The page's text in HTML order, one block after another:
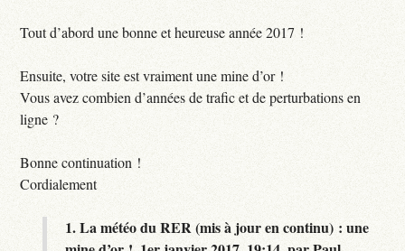
Tout d’abord une bonne et heureuse année 2017 !
Ensuite, votre site est vraiment une mine d’or !
Vous avez combien d’années de trafic et de perturbations en
ligne ?
Bonne continuation !
Cordialement
1.La météo du RER (mis à jour en continu) : une